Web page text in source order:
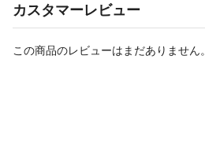
カスタマーレビュー
この商品のレビューはまだありません。